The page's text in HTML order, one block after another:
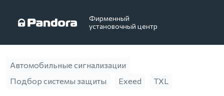
Фирменный
установочный центр
Автомобильные сигнализации
Подбор системы защиты
Exeed TXL